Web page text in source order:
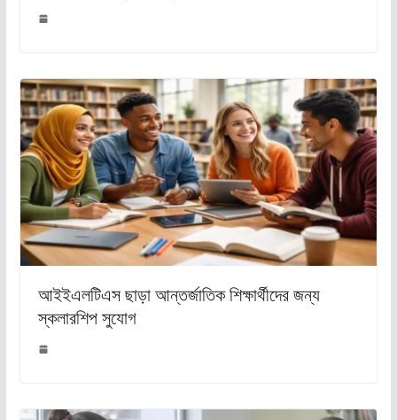
আইইএলটিএস ছাড়া আন্তর্জাতিক শিক্ষার্থীদের জন্য
স্কলারশিপ সুযোগ